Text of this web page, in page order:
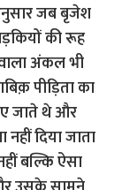
जब बृजेश
की रूह
अंकल भी
पीड़िता का
जाते थे और
दिया जाता
बल्कि ऐसा